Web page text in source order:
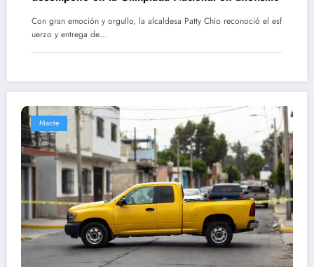
Con gran emoción y orgullo, la alcaldesa Patty Chio reconoció el esf
uerzo y entrega de…
Mante